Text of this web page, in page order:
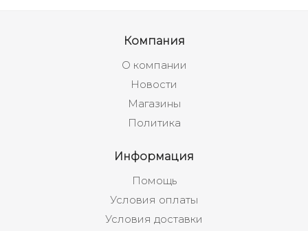
Компания
О компании
Новости
Магазины
Политика
Информация
Помощь
Условия оплаты
Условия доставки